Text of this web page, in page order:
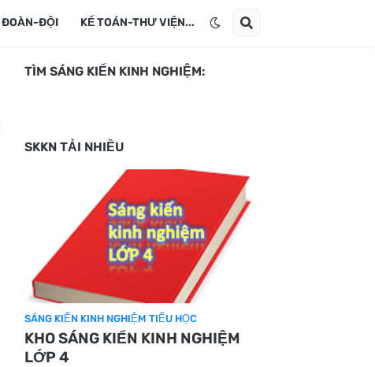
ĐOÀN-ĐỘI KẾ TOÁN-THƯ VIỆN...
TÌM SÁNG KIẾN KINH NGHIỆM:
SKKN TẢI NHIỀU
SÁNG KIẾN KINH NGHIỆM TIỂU HỌC
KHO SÁNG KIẾN KINH NGHIỆM
LỚP 4